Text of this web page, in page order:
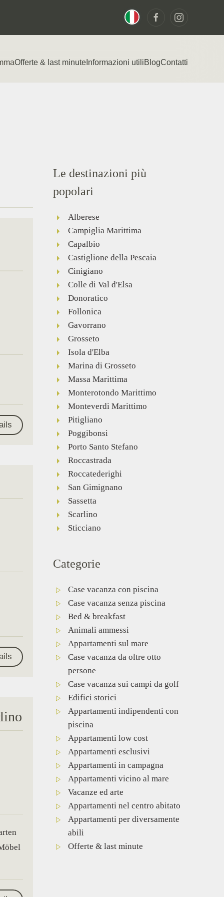
Offerte & last minute Informazioni utiliBlogContatti
Le destinazioni più
popolari
Alberese
Campiglia Marittima
Capalbio
Castiglione della Pescaia
Cinigiano
Colle di Val d'Elsa
Donoratico
Follonica
Gavorrano
Grosseto
Isola d'Elba
Marina di Grosseto
Massa Marittima
Monterotondo Marittimo
Monteverdi Marittimo
Pitigliano
Poggibonsi
Porto Santo Stefano
Roccastrada
Roccatederighi
San Gimignano
Sassetta
Scarlino
Sticciano
Categorie
Case vacanza con piscina
Case vacanza senza piscina
Bed & breakfast
Animali ammessi
Appartamenti sul mare
Case vacanza da oltre otto
persone
Case vacanza sui campi da golf
Edifici storici
Appartamenti indipendenti con
piscina
Appartamenti low cost
Appartamenti esclusivi
Appartamenti in campagna
Appartamenti vicino al mare
Vacanze ed arte
Appartamenti nel centro abitato
Appartamenti per diversamente
abili
Offerte & last minute